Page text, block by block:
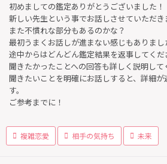
初めましての鑑定ありがとうございました！
新しい先生という事でお話しさせていただき
また不慣れな部分もあるのかな？
最初うまくお話しが進まない感じもありまし
途中からはどんどん鑑定結果を返事してくだ
聞きたかったことへの回答も詳しく説明して
聞きたいことを明確にお話しすると、詳細が
す。
ご参考までに！
複雑恋愛 相手の気持ち 未来